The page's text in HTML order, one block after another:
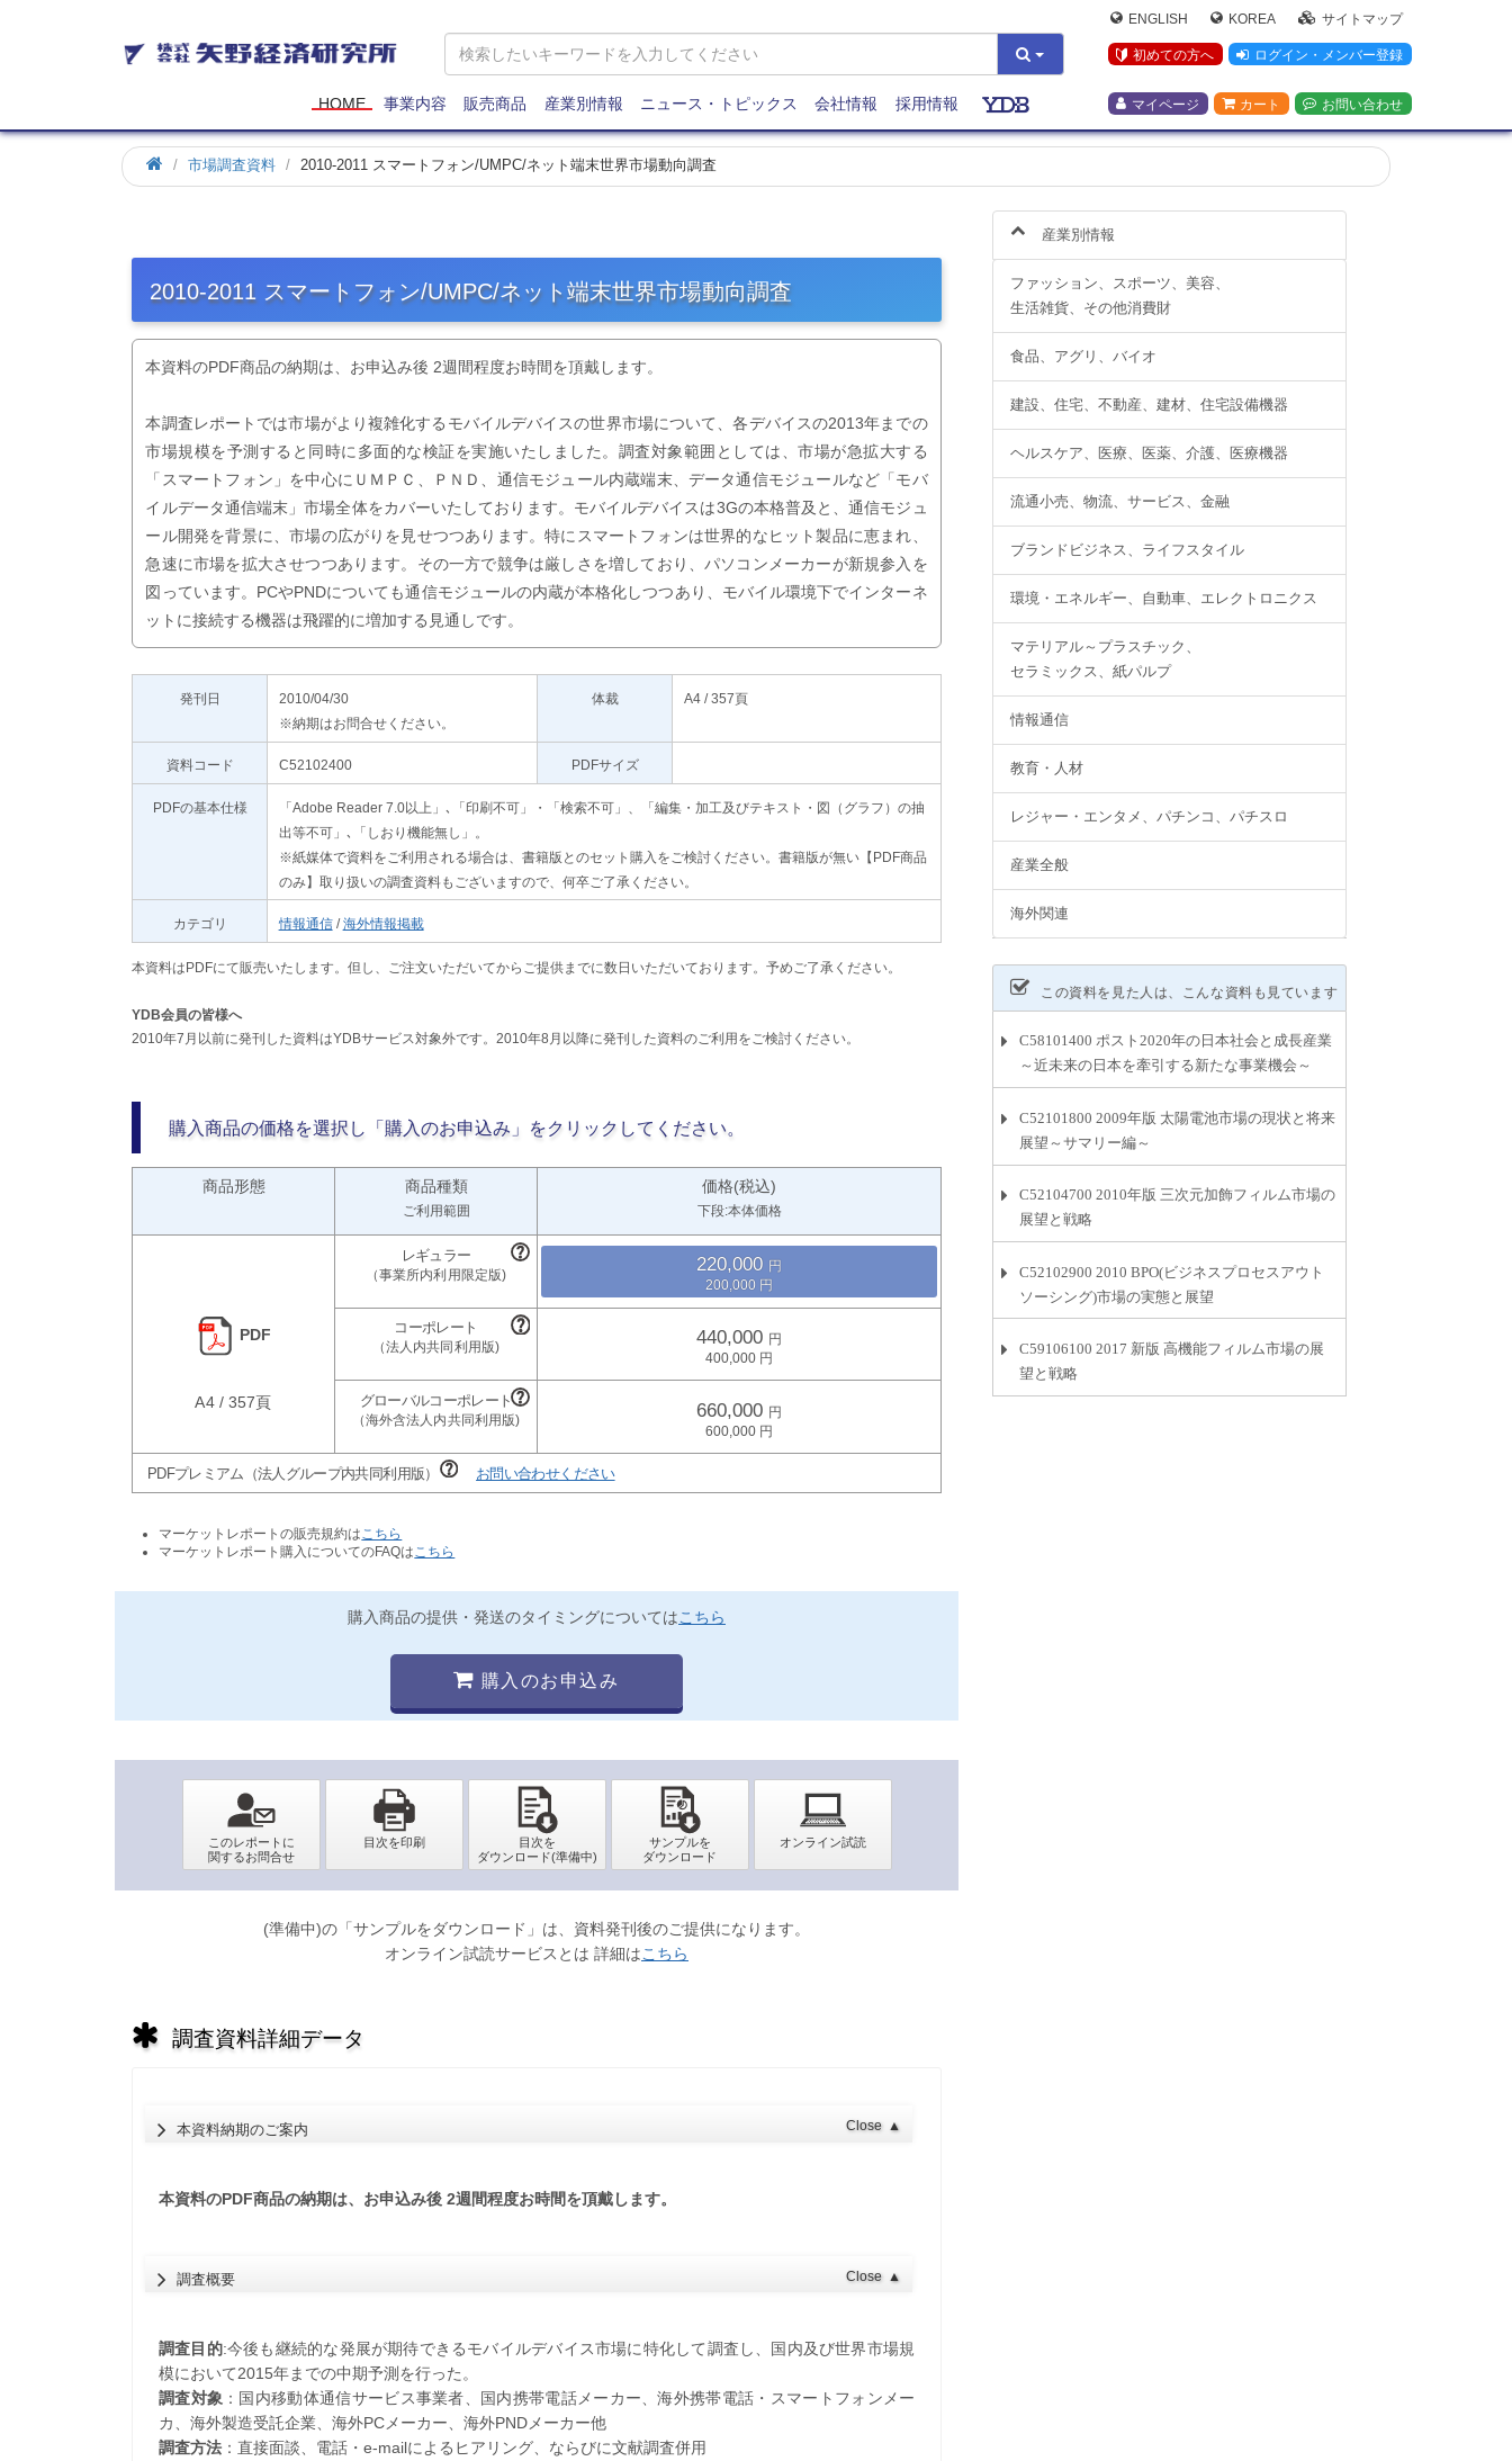
矢
野
研
究
所
ENGLISH KOREA サイトマップ
初めての方へ ログイン・メンバー登録
マイページ カート お問い合わせ
HOME 事業内容 販売商品 産業別情報 ニュース・トピックス 会社情報 採用情報
市場調査資料 2010-2011 スマートフォン/UMPC/ネット端末世界市場動向調査
2010-2011 スマートフォン/UMPC/ネット端末世界市場動向調査
本資料のPDF商品の納期は、お申込み後 2週間程度お時間を頂戴します。
本調査レポートでは市場がより複雑化するモバイルデバイスの世界市場について、各デバイスの2013年までの
市場規模を予測すると同時に多面的な検証を実施いたしました。調査対象範囲としては、市場が急拡大する
「スマートフォン」を中心にＵＭＰＣ、ＰＮＤ、通信モジュール内蔵端末、データ通信モジュールなど「モバ
イルデータ通信端末」市場全体をカバーいたしております。モバイルデバイスは3Gの本格普及と、通信モジュ
ール開発を背景に、市場の広がりを見せつつあります。特にスマートフォンは世界的なヒット製品に恵まれ、
急速に市場を拡大させつつあります。その一方で競争は厳しさを増しており、パソコンメーカーが新規参入を
図っています。PCやPNDについても通信モジュールの内蔵が本格化しつつあり、モバイル環境下でインターネ
ットに接続する機器は飛躍的に増加する見通しです。
発刊日
2010/04/30
※納期はお問合せください。
体裁 A4 / 357頁
資料コード C52102400 PDFサイズ
PDFの基本仕様
「Adobe Reader 7.0以上」､「印刷不可」・「検索不可」、「編集・加工及びテキスト・図（グラフ）の抽
出等不可」､「しおり機能無し」。
※紙媒体で資料をご利用される場合は、書籍版とのセット購入をご検討ください。書籍版が無い【PDF商品
のみ】取り扱いの調査資料もございますので、何卒ご了承ください。
カテゴリ 情報通信/海外情報掲載
本資料はPDFにて販売いたします。但し、ご注文いただいてからご提供までに数日いただいております。予めご了承ください。
YDB会員の皆様へ
2010年7月以前に発刊した資料はYDBサービス対象外です。2010年8月以降に発刊した資料のご利用をご検討ください。
購入商品の価格を選択し「購入のお申込み」をクリックしてください。
商品形態 商品種類
ご利用範囲
価格(税込)
下段:本体価格
220,000
200,000
PDF 440,000
400,000
A4 / 357頁 660,000
600,000
PDFプレミアム（法人グループ内共同利用版） お問い合わせください
マーケットレポートの販売規約は こちら
マーケットレポート購入についてのFAQは こちら
購入商品の提供・発送のタイミングについてはこちら
購入のお申込み
(準備中)の「サンプルをダウンロード」は、資料発刊後のご提供になります。
オンライン試読サービスとは 詳細はこちら
調査資料詳細データ
本資料納期のご案内 Close ▲
本資料のPDF商品の納期は、お申込み後 2週間程度お時間を頂戴します。
調査概要 Close ▲
調査目的:今後も継続的な発展が期待できるモバイルデバイス市場に特化して調査し、国内及び世界市場規
模において2015年までの中期予測を行った。
調査対象 ：国内移動体通信サービス事業者、国内携帯電話メーカー、海外携帯電話・スマートフォンメー
カ、海外製造受託企業、海外PCメーカー、海外PNDメーカー他
調査方法：直接面談、電話・e-mailによるヒアリング、ならびに文献調査併用
産業別情報
ファッション、スポーツ、美容、
生活雑貨、その他消費財
食品、アグリ、バイオ
建設、住宅、不動産、建材、住宅設備機器
ヘルスケア、医療、医薬、介護、医療機器
流通小売、物流、サービス、金融
ブランドビジネス、ライフスタイル
環境・エネルギー、自動車、エレクトロニクス
マテリアル～プラスチック、
セラミックス、紙パルプ
情報通信
教育・人材
レジャー・エンタメ、パチンコ、パチスロ
産業全般
海外関連
この資料を見た人は、こんな資料も見ています
C58101400 ポスト2020年の日本社会と成長産業
～近未来の日本を牽引する新たな事業機会～
C52101800 2009年版 太陽電池市場の現状と将来
展望～サマリー編～
C52104700 2010年版 三次元加飾フィルム市場の
展望と戦略
C52102900 2010 BPO(ビジネスプロセスアウト
ソーシング)市場の実態と展望
C59106100 2017 新版 高機能フィルム市場の展
望と戦略